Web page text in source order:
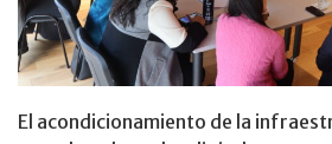
El acondicionamiento de la